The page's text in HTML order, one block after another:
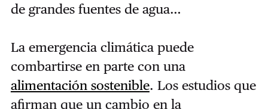
de grandes fuentes de agua…
La emergencia climática puede
combartirse en parte con una
alimentación sostenible. Los estudios que
afirman que un cambio en la